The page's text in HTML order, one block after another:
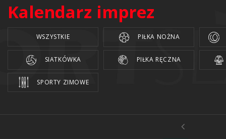
Kalendarz imprez
WSZYSTKIE PIŁKA NOŻNA
SIATKÓWKA PIŁKA RĘCZNA
SPORTY ZIMOWE